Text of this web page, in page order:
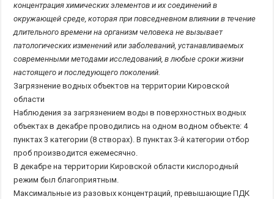
концентрация химических элементов и их соединений в
окружающей среде, которая при повседневном влиянии в течение
длительного времени на организм человека не вызывает
патологических изменений или заболеваний, устанавливаемых
современными методами исследований, в любые сроки жизни
настоящего и последующего поколений.
Загрязнение водных объектов на территории Кировской
области
Наблюдения за загрязнением воды в поверхностных водных
объектах в декабре проводились на одном водном объекте: 4
пунктах 3 категории (8 створах). В пунктах 3-й категории отбор
проб производится ежемесячно.
В декабре на территории Кировской области кислородный
режим был благоприятным.
Максимальные из разовых концентраций, превышающие ПДК